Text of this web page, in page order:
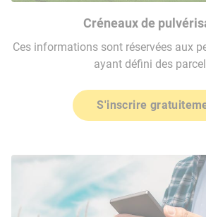
Créneaux de
Ces informations sont réservées aux
ayant défini des
S'inscrire